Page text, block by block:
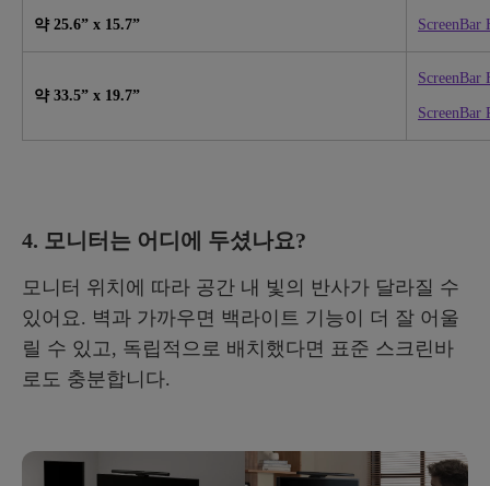
약 25.6” x 15.7” ScreenBar
약 33.5” x 19.7”
ScreenBar
ScreenBar
4. 모니터는 어디에 두셨나요?
모니터 위치에 따라 공간 내 빛의 반사가 달라질 수
있어요. 벽과 가까우면 백라이트 기능이 더 잘 어울
릴 수 있고, 독립적으로 배치했다면 표준 스크린바
로도 충분합니다.